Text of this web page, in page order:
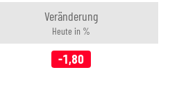
Veränderung
Heute in %
-1,80